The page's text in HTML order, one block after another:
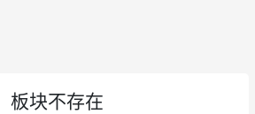
板块不存在